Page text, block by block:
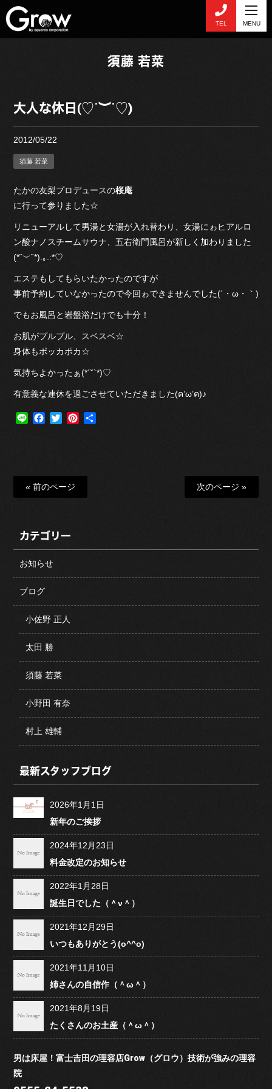
TEL MENU
須藤 若菜
大人な休日(♡˙︶˙♡)
2012/05/22
須藤 若菜
たかの友梨プロデュースの桜庵
に行って参りました☆
リニューアルして男湯と女湯が入れ替わり、女湯にゎヒアルロ
ン酸ナノスチームサウナ、五右衛門風呂が新しく加わりました
(*˘︶˘*).｡.:*♡
エステもしてもらいたかったのですが
事前予約していなかったので今回ゎできませんでした(´・ω・｀)
でもお風呂と岩盤浴だけでも十分！
お肌がプルプル、スベスベ☆
身体もポッカポカ☆
気持ちよかったぁ(*´˘`*)♡
有意義な連休を過ごさせていただきました(ฅ’ω’ฅ)♪
Line Facebook
TwitterPinterest
« 前のページ 次のページ »
カテゴリー
お知らせ
ブログ
小佐野 正人
太田 勝
須藤 若菜
小野田 有奈
村上 雄輔
最新スタッフブログ
2026年1月1日
新年のご挨拶
2024年12月23日
料金改定のお知らせ
2022年1月28日
誕生日でした（＾ν＾）
2021年12月29日
いつもありがとう(o^^o)
2021年11月10日
姉さんの自信作（＾ω＾）
2021年8月19日
たくさんのお土産（＾ω＾）
男は床屋！富士吉田の理容店Grow（グロウ）技術が強みの理容
院